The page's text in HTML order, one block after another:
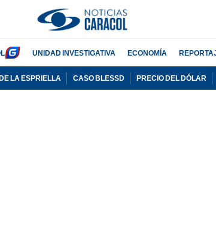
UNIDAD INVESTIGATIVA ECONOMÍA
LA ESPRIELLA CASO BLESSD PRECIO DEL DÓLAR